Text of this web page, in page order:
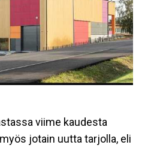
viime kaudesta
jotain uutta tarjolla, eli